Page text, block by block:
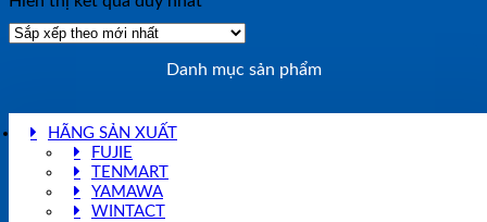
Danh mục sản phẩm
HÃNG SẢN XUẤT
FUJIE
TENMART
YAMAWA
WINTACT